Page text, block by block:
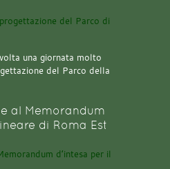
una giornata molto
del Parco della
al Memorandum
di Roma Est